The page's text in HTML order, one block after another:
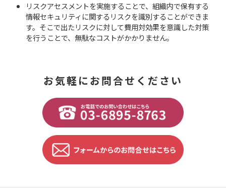
リスクアセスメントを実施することで、組織内で保有する
情報セキュリティに関するリスクを識別することができま
す。そこで出たリスクに対して費用対効果を意識した対策
を行うことで、無駄なコストがかかりません。
お気軽にお問合せください